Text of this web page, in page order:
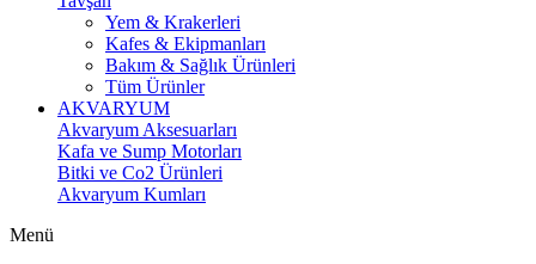
Yem & Krakerleri
Kafes & Ekipmanları
Bakım & Sağlık Ürünleri
Tüm Ürünler
AKVARYUM
Akvaryum Aksesuarları
Kafa ve Sump Motorları
Bitki ve Co2 Ürünleri
Akvaryum Kumları
Menü